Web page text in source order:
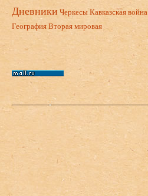
Дневники ЧеркесыКавказская война
ГеографияВторая мировая
Нижний колонтитул